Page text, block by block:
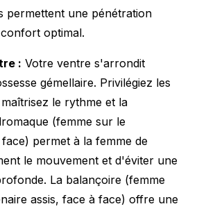
permettent une pénétration
optimal.
: Votre ventre s'arrondit
gémellaire. Privilégiez les
le rythme et la
(femme sur le
permet à la femme de
le mouvement et d'éviter une
La balançoire (femme
assis, face à face) offre une